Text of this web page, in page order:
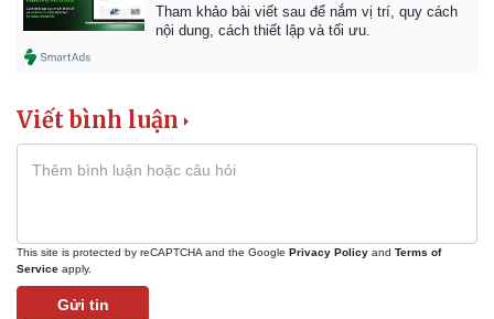
Tham khảo bài viết sau để nắm vị trí, quy cách
nội dung, cách thiết lập và tối ưu.
Viết bình luận
This site is protected by reCAPTCHA and the Google Privacy Policy and Terms of
Service apply.
Gửi tin